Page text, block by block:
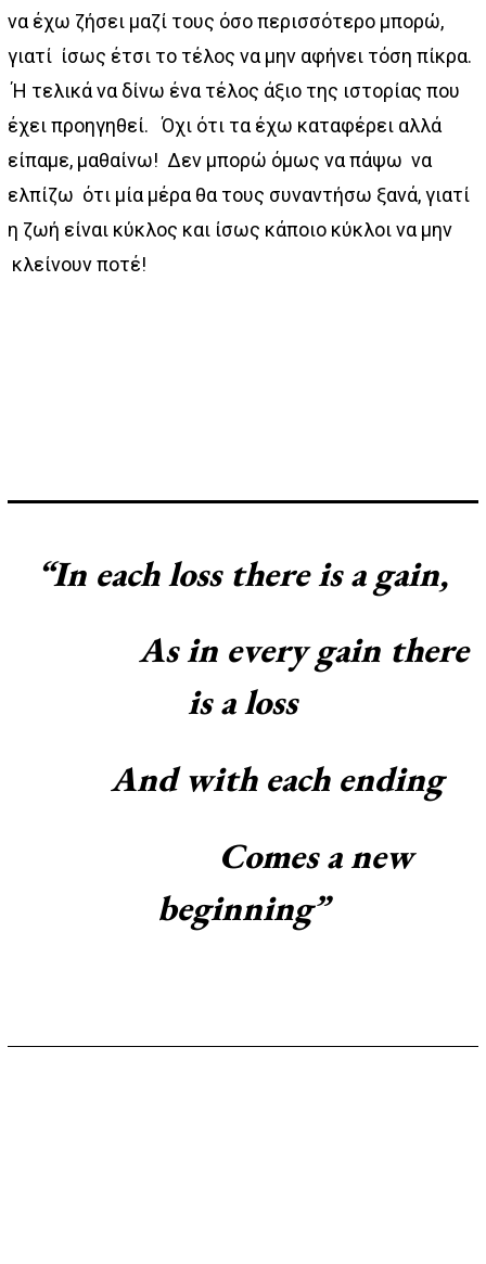
να έχω ζήσει μαζί τους όσο περισσότερο μπορώ,
γιατί ίσως έτσι το τέλος να μην αφήνει τόση πίκρα.
Ή τελικά να δίνω ένα τέλος άξιο της ιστορίας που
έχει προηγηθεί. Όχι ότι τα έχω καταφέρει αλλά
είπαμε, μαθαίνω! Δεν μπορώ όμως να πάψω να
ελπίζω ότι μία μέρα θα τους συναντήσω ξανά, γιατί
η ζωή είναι κύκλος και ίσως κάποιο κύκλοι να μην
κλείνουν ποτέ!
“In each loss there is a gain,
As in every gain there
is a loss
And with each ending
Comes a new
beginning”